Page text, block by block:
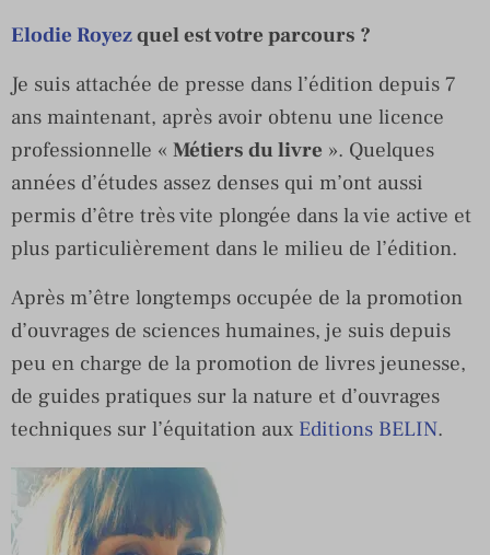
Elodie Royezquel est votre parcours ?
Je suis attachée de presse dans l’édition depuis 7
ans maintenant, après avoir obtenu une licence
professionnelle « Métiers du livre ». Quelques
années d’études assez denses qui m’ont aussi
permis d’être très vite plongée dans la vie active et
plus particulièrement dans le milieu de l’édition.
Après m’être longtemps occupée de la promotion
d’ouvrages de sciences humaines, je suis depuis
peu en charge de la promotion de livres jeunesse,
de guides pratiques sur la nature et d’ouvrages
techniques sur l’équitation aux Editions BELIN.